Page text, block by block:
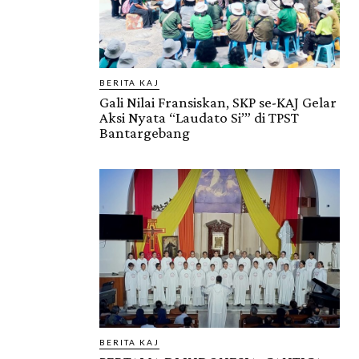
BERITA KAJ
Gali Nilai Fransiskan, SKP se-KAJ Gelar
Aksi Nyata “Laudato Si’” di TPST
Bantargebang
BERITA KAJ